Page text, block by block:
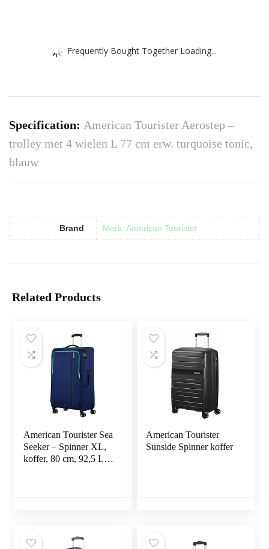
Frequently Bought Together Loading...
Specification: American Tourister Aerostep –
trolley met 4 wielen L 77 cm erw. turquoise tonic,
blauw
Brand Merk: American Tourister
Related Products
American Tourister Sea
Seeker – Spinner XL,
koffer, 80 cm, 92,5 L,
American Tourister
Sunside Spinner koffer